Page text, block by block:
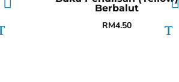
Berbalut
RM4.50